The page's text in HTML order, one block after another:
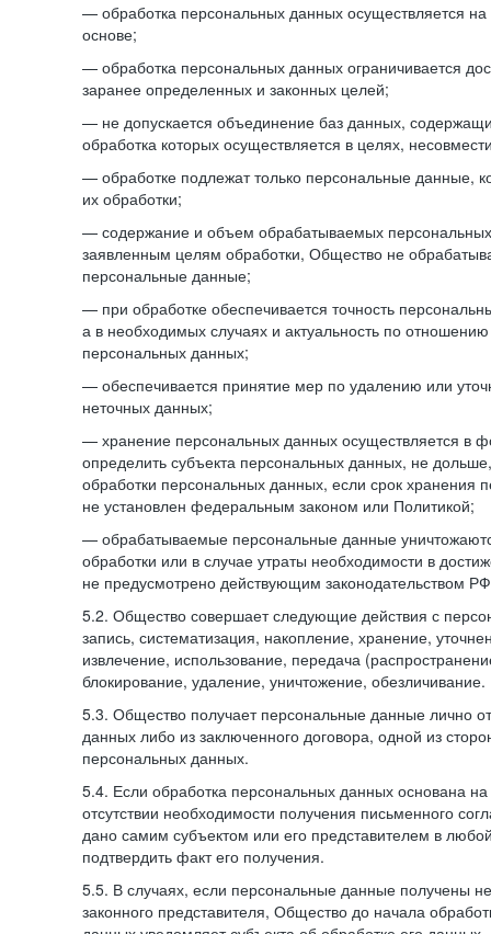
— обработка персональных данных осуществляется на
основе;
— обработка персональных данных ограничивается
заранее определенных и законных целей;
— не допускается объединение баз данных,
обработка которых осуществляется в целях,
— обработке подлежат только персональные данные,
их обработки;
— содержание и объем обрабатываемых персональных
заявленным целям обработки, Общество не
персональные данные;
— при обработке обеспечивается точность
а в необходимых случаях и актуальность по
персональных данных;
— обеспечивается принятие мер по удалению или
неточных данных;
— хранение персональных данных осуществляется в
определить субъекта персональных данных, не
обработки персональных данных, если срок хранения
не установлен федеральным законом или Политикой;
— обрабатываемые персональные данные
обработки или в случае утраты необходимости в
не предусмотрено действующим законодательством
5.2. Общество совершает следующие действия с
запись, систематизация, накопление, хранение,
извлечение, использование, передача
блокирование, удаление, уничтожение, обезличивание.
5.3. Общество получает персональные данные лично
данных либо из заключенного договора, одной из
персональных данных.
5.4. Если обработка персональных данных основана на
отсутствии необходимости получения письменного
дано самим субъектом или его представителем в
подтвердить факт его получения.
5.5. В случаях, если персональные данные получены
законного представителя, Общество до начала